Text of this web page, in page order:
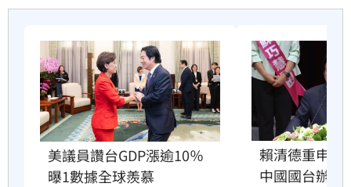
美議員讚台GDP漲逾10％
曝1數據全球羨慕
賴清德重申
中國國台辦跳